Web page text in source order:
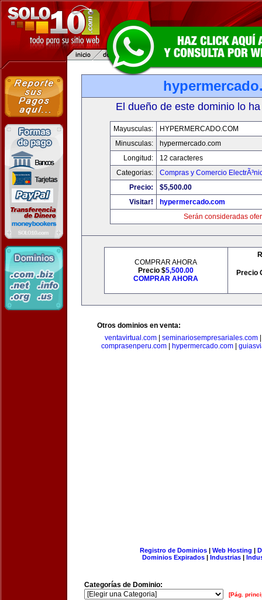
El dueño de este dominio lo
Mayusculas:
HYPERMERCADO.COM
Minusculas:
hypermercado.com
Longitud:
12 caracteres
Categorias:
Compras y Comercio
Precio:
$5,500.00
Visitar!
hypermercado.com
Serán consideradas
COMPRAR AHORA
Precio $5,500.00
COMPRAR AHORA
Precio
Otros dominios en venta:
ventavirtual.com
seminariosempresariales.com
comprasenperu.com
hypermercado.com
Registro de Dominios| Web Hosting |
Dominios Expirados | Industrias |
Categorías de Dominio:
[Pág.